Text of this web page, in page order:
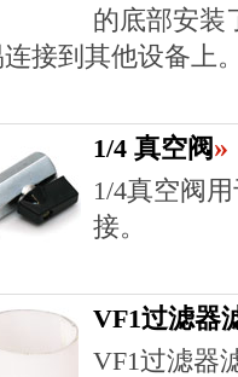
的底部安装
连接到其他设备上
1/4 真空阀»
1/4真空阀
接。
VF1过滤器
VF1过滤器